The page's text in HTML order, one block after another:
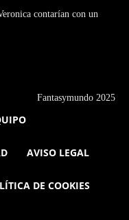
contarían con un
Fantasymundo 2025
AVISO LEGAL
DE COOKIES